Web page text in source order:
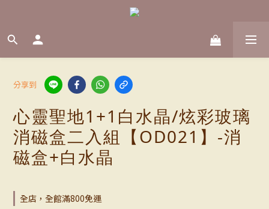
分享到
心靈聖地1+1白水晶/炫彩玻璃
消磁盒二入組【OD021】-消
磁盒+白水晶
全店，全館滿800免運